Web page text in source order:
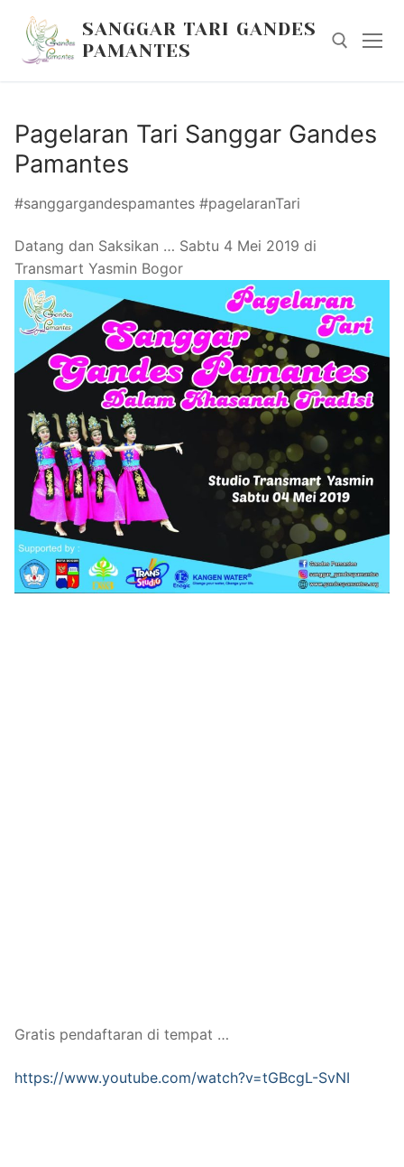
content
SANGGAR TARI GANDES
PAMANTES
Pagelaran Tari Sanggar Gandes
Pamantes
#sanggargandespamantes #pagelaranTari
Datang dan Saksikan … Sabtu 4 Mei 2019 di
Transmart Yasmin Bogor
Gratis pendaftaran di tempat …
https://www.youtube.com/watch?v=tGBcgL-SvNI